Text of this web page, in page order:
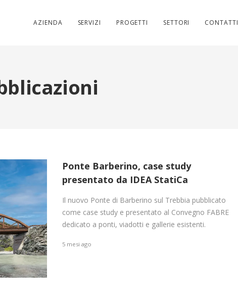
AZIENDA SERVIZI PROGETTI SETTORI CONTATTI
Ponte Barberino, case study
presentato da IDEA StatiCa
Il nuovo Ponte di Barberino sul Trebbia pubblicato
come case study e presentato al Convegno FABRE
dedicato a ponti, viadotti e gallerie esistenti.
5 mesi ago